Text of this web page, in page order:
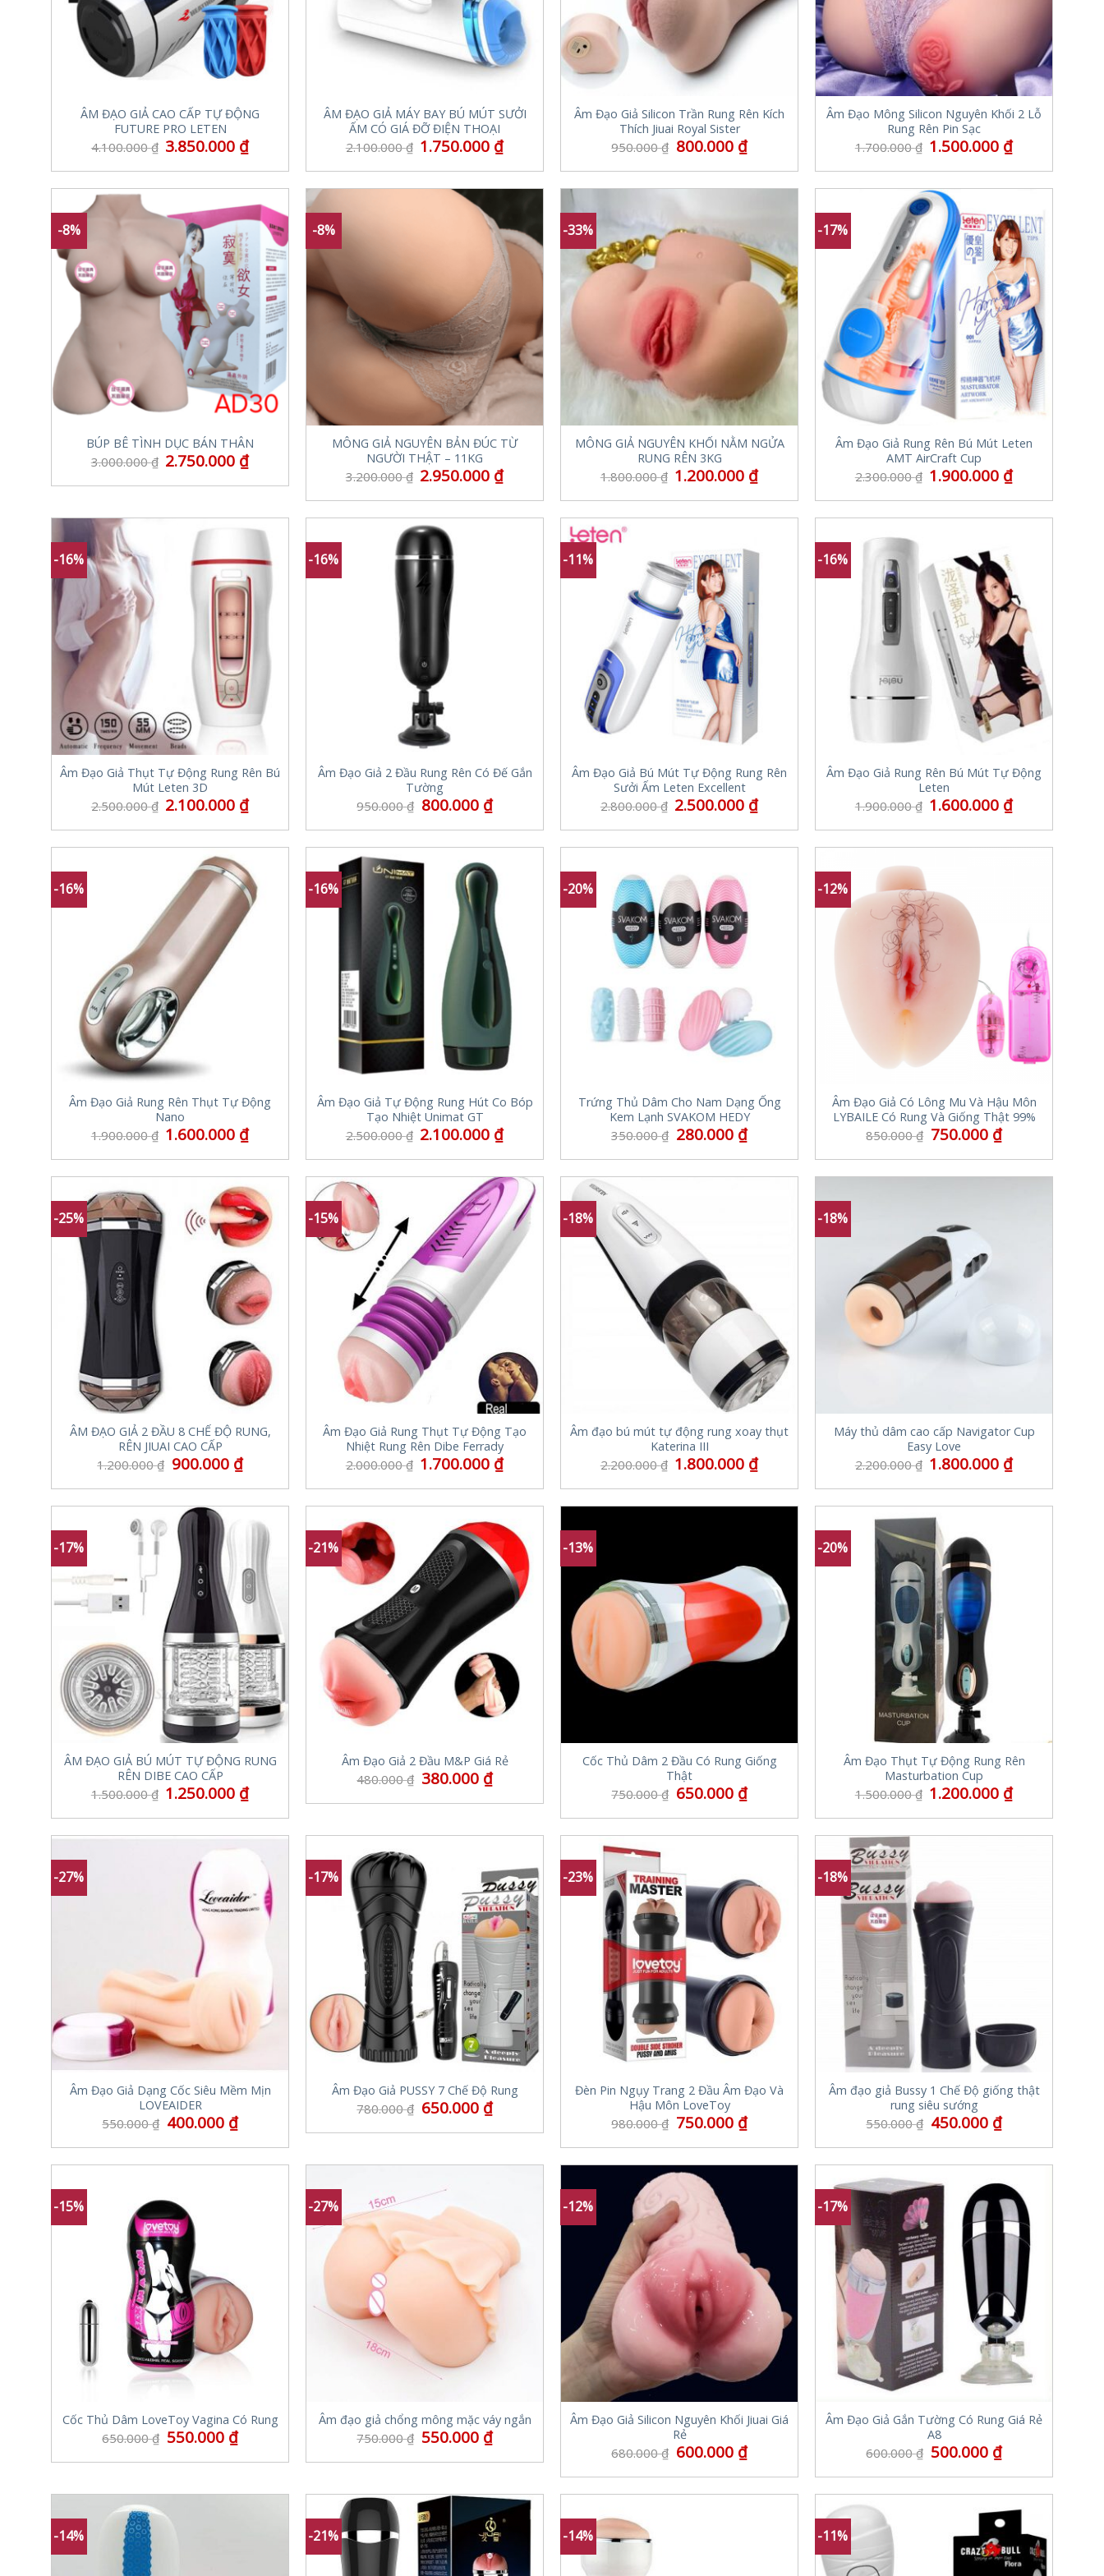
ÂM ĐẠO GIẢ CAO CẤP TỰ ĐỘNG
FUTURE PRO LETEN
4.100.000₫ 3.850.000 ₫
ÂM ĐẠO GIẢ MÁY BAY BÚ MÚT SƯỞI
ẤM CÓ GIÁ ĐỠ ĐIỆN THOẠI
2.100.000₫ 1.750.000 ₫
Âm Đạo Giả Silicon Trần Rung Rên Kích
Thích Jiuai Royal Sister
950.000₫ 800.000 ₫
Âm Đạo Mông Silicon Nguyên Khối 2 Lỗ
Rung Rên Pin Sạc
1.700.000₫ 1.500.000 ₫
-8%
BÚP BÊ TÌNH DỤC BÁN THÂN
3.000.000₫ 2.750.000 ₫
-8%
MÔNG GIẢ NGUYÊN BẢN ĐÚC TỪ
NGƯỜI THẬT – 11KG
3.200.000₫ 2.950.000 ₫
-33%
MÔNG GIẢ NGUYÊN KHỐI NẰM NGỬA
RUNG RÊN 3KG
1.800.000₫ 1.200.000 ₫
-17%
Âm Đạo Giả Rung Rên Bú Mút Leten
AMT AirCraft Cup
2.300.000₫ 1.900.000 ₫
-16%
Âm Đạo Giả Thụt Tự Động Rung Rên Bú
Mút Leten 3D
2.500.000₫ 2.100.000 ₫
-16%
Âm Đạo Giả 2 Đầu Rung Rên Có Đế Gắn
Tường
950.000₫ 800.000 ₫
-11%
Âm Đạo Giả Bú Mút Tự Động Rung Rên
Sưởi Ấm Leten Excellent
2.800.000₫ 2.500.000 ₫
-16%
Âm Đạo Giả Rung Rên Bú Mút Tự Động
Leten
1.900.000₫ 1.600.000 ₫
-16%
Âm Đạo Giả Rung Rên Thụt Tự Động
Nano
1.900.000₫ 1.600.000 ₫
-16%
Âm Đạo Giả Tự Động Rung Hút Co Bóp
Tạo Nhiệt Unimat GT
2.500.000₫ 2.100.000 ₫
-20%
Trứng Thủ Dâm Cho Nam Dạng Ống
Kem Lạnh SVAKOM HEDY
350.000₫ 280.000 ₫
-12%
Âm Đạo Giả Có Lông Mu Và Hậu Môn
LYBAILE Có Rung Và Giống Thật 99%
850.000₫ 750.000 ₫
-25%
ÂM ĐẠO GIẢ 2 ĐẦU 8 CHẾ ĐỘ RUNG,
RÊN JIUAI CAO CẤP
1.200.000₫ 900.000 ₫
-15%
Âm Đạo Giả Rung Thụt Tự Động Tạo
Nhiệt Rung Rên Dibe Ferrady
2.000.000₫ 1.700.000 ₫
-18%
Âm đạo bú mút tự động rung xoay thụt
Katerina III
2.200.000₫ 1.800.000 ₫
-18%
Máy thủ dâm cao cấp Navigator Cup
Easy Love
2.200.000₫ 1.800.000 ₫
-17%
ÂM ĐẠO GIẢ BÚ MÚT TỰ ĐỘNG RUNG
RÊN DIBE CAO CẤP
1.500.000₫ 1.250.000 ₫
-21%
Âm Đạo Giả 2 Đầu M&P Giá Rẻ
480.000₫ 380.000 ₫
-13%
Cốc Thủ Dâm 2 Đầu Có Rung Giống
Thật
750.000₫ 650.000 ₫
-20%
Âm Đạo Thụt Tự Động Rung Rên
Masturbation Cup
1.500.000₫ 1.200.000 ₫
-27%
Âm Đạo Giả Dạng Cốc Siêu Mềm Mịn
LOVEAIDER
550.000₫ 400.000 ₫
-17%
Âm Đạo Giả PUSSY 7 Chế Độ Rung
780.000₫ 650.000 ₫
-23%
Đèn Pin Ngụy Trang 2 Đầu Âm Đạo Và
Hậu Môn LoveToy
980.000₫ 750.000 ₫
-18%
Âm đạo giả Bussy 1 Chế Độ giống thật
rung siêu sướng
550.000₫ 450.000 ₫
-15%
Cốc Thủ Dâm LoveToy Vagina Có Rung
650.000₫ 550.000 ₫
-27%
Âm đạo giả chổng mông mặc váy ngắn
750.000₫ 550.000 ₫
-12%
Âm Đạo Giả Silicon Nguyên Khối Jiuai Giá
Rẻ
680.000₫ 600.000 ₫
-17%
Âm Đạo Giả Gắn Tường Có Rung Giá Rẻ
A8
600.000₫ 500.000 ₫
-14% -21% -14% -11%